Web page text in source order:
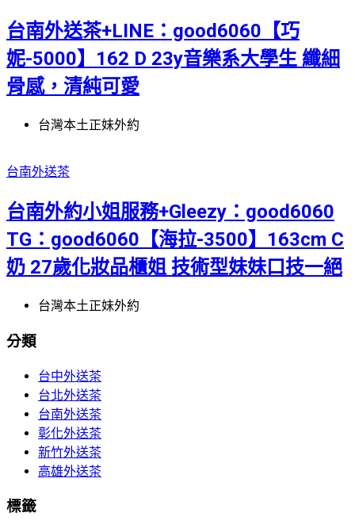
台南外送茶+LINE：good6060【巧
妮-5000】162 D 23y音樂系大學生 纖細
骨感，清純可愛
台灣本土正妹外約
台南外送茶
台南外約小姐服務+Gleezy：good6060
TG：good6060【海拉-3500】163cm C
奶 27歲化妝品櫃姐 技術型妹妹口技一絕
台灣本土正妹外約
分類
台中外送茶
台北外送茶
台南外送茶
彰化外送茶
新竹外送茶
高雄外送茶
標籤